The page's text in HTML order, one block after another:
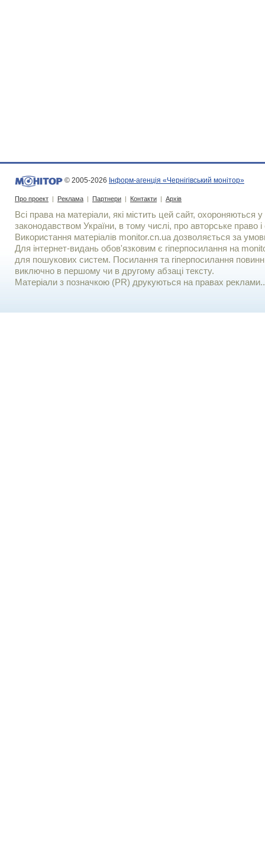
© 2005-2026 Інформ-агенція «Чернігівський монітор»
Про проект | Реклама | Партнери | Контакти | Архів
Всі права на матеріали, які містить цей сайт, охороняються у
законодавством України, в тому числі, про авторське право і
Використання матерiалiв monitor.cn.ua дозволяється за
Для iнтернет-видань обов'язковим є гiперпосилання на
для пошукових систем. Посилання та гіперпосилання
виключно в першому чи в другому абзаці тексту.
Матеріали з позначкою (PR) друкуються на правах реклами..